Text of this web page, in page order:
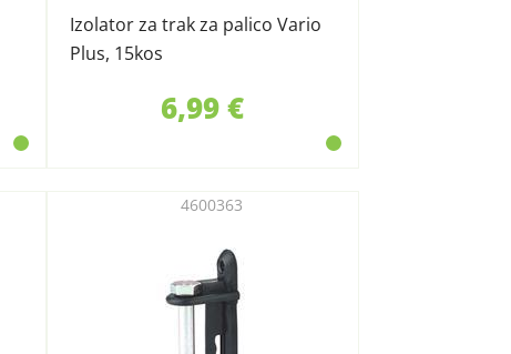
Izolator za trak za palico Vario
Plus, 15kos
6,99 €
4600363